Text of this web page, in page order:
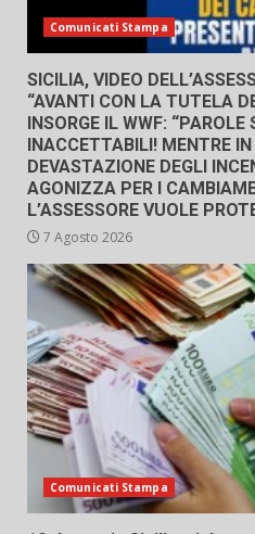
Comunicati Stampa
SICILIA, VIDEO
“AVANTI CON LA TUTELA
INSORGE IL WWF:
INACCETTABILI! MENTRE
DEVASTAZIONE DEGLI
AGONIZZA PER I
L’ASSESSORE VUOLE
7 Agosto 2026
Comunicati Stampa